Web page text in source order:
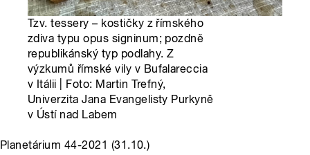
Tzv. tessery – kostičky z římského
zdiva typu opus signinum; pozdně
republikánský typ podlahy. Z
výzkumů římské vily v Bufalareccia
v Itálii | Foto: Martin Trefný,
Univerzita Jana Evangelisty Purkyně
v Ústí nad Labem
Planetárium 44-2021 (31.10.)